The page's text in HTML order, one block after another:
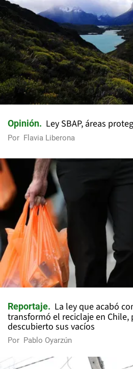
Opinión Ley SBAP, áreas
Por Flavia Liberona
Reportaje
La ley que acabó
transformó el reciclaje en Chile,
descubierto sus vacíos
Por Pablo Oyarzún